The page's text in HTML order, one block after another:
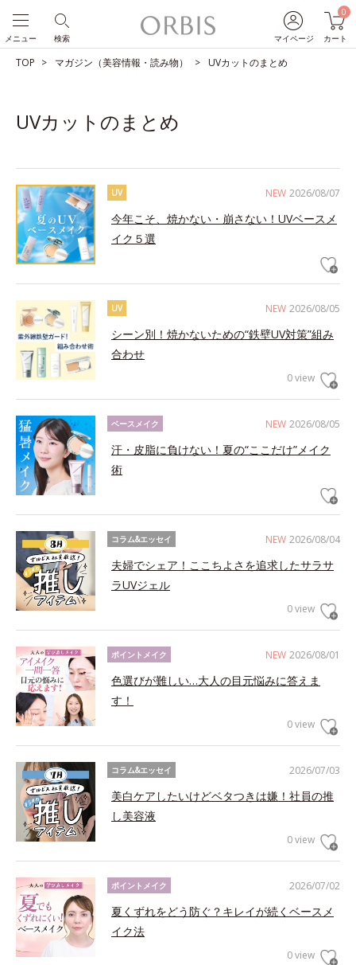
マイページ
0
カート
検索
メニュー
TOP マガジン（美容情報・読み物） UVカットのまとめ
UVカットのまとめ
NEW 2026/08/07
UV
今年こそ、焼かない・崩さない！UVベースメ
イク５選
NEW 2026/08/05
UV
シーン別！焼かないための“鉄壁UV対策”組み
合わせ
0 view
NEW 2026/08/05
ベースメイク
汗・皮脂に負けない！夏の“ここだけ”メイク
術
NEW 2026/08/04
コラム&エッセイ
夫婦でシェア！ここちよさを追求したサラサ
ラUVジェル
0 view
NEW 2026/08/01
ポイントメイク
色選びが難しい…大人の目元悩みに答えま
す！
0 view
2026/07/03
コラム&エッセイ
美白ケアしたいけどベタつきは嫌！社員の推
し美容液
0 view
2026/07/02
ポイントメイク
夏くずれをどう防ぐ？キレイが続くベースメ
イク法
0 view